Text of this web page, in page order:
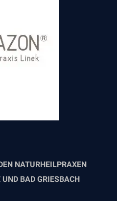
NATURHEILPRAXEN
BAD GRIESBACH